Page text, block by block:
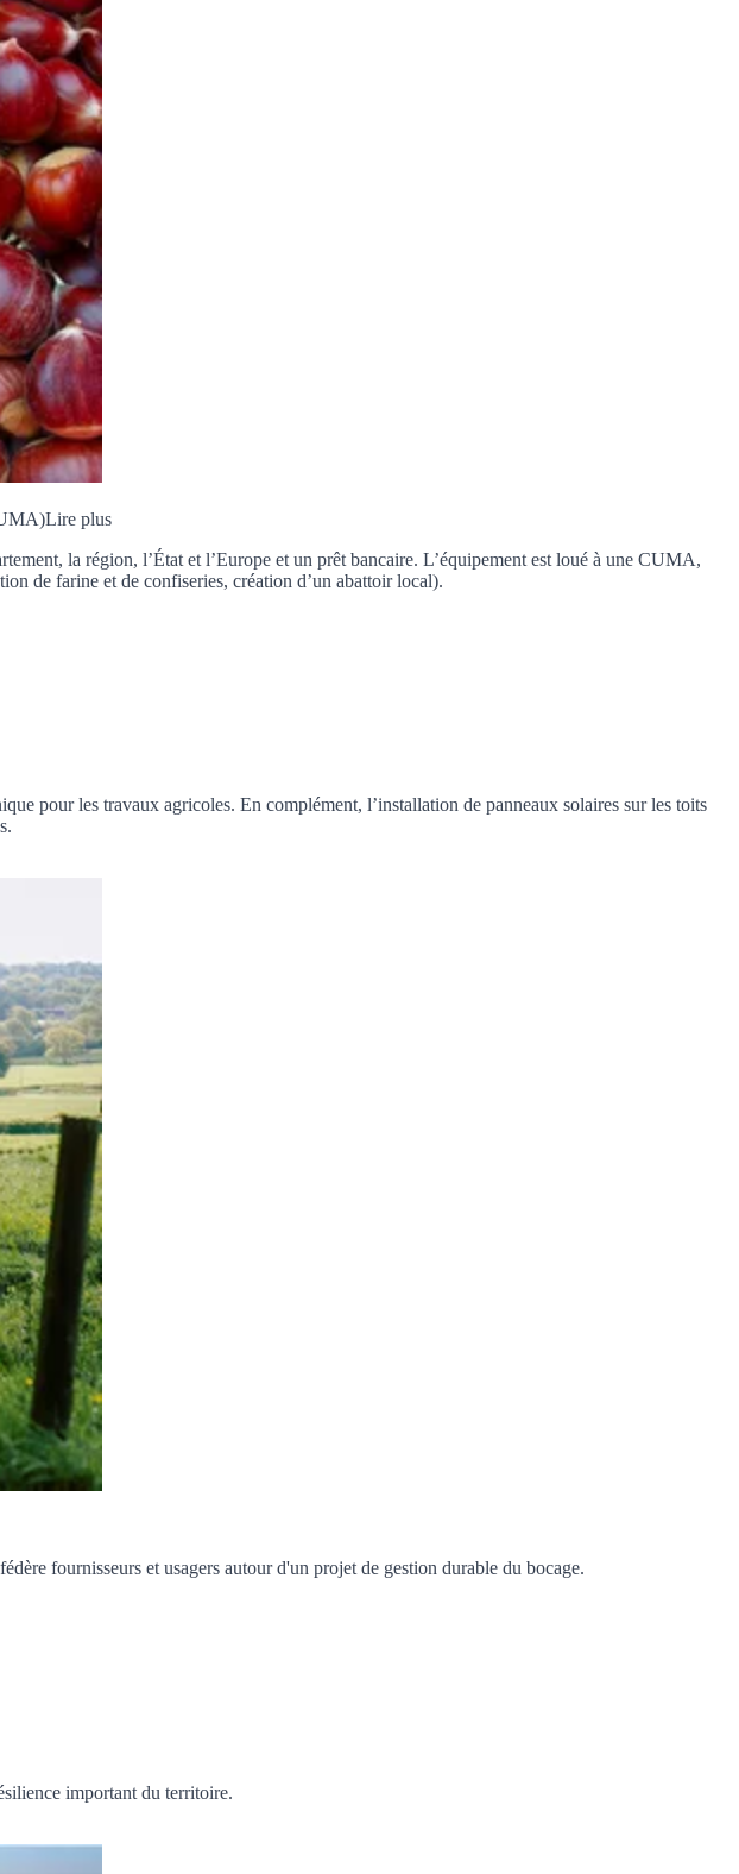
Lire plus
la région, l’État et l’Europe et un prêt bancaire. L’équipement est loué à une CUMA,
de farine et de confiseries, création d’un abattoir local).
pour les travaux agricoles. En complément, l’installation de panneaux solaires sur les toits
fournisseurs et usagers autour d'un projet de gestion durable du bocage.
important du territoire.